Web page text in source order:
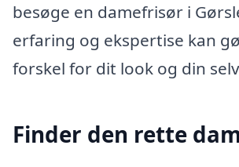
besøge en damefrisør i
erfaring og ekspertise kan
forskel for dit look og din
Finder den rette